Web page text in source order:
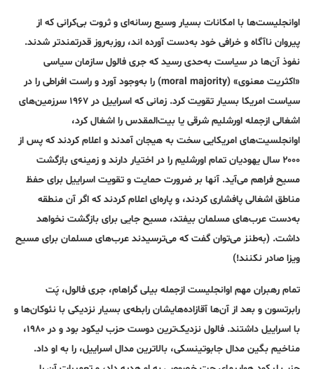
اوانجلیست‌ها با امکانات بسیار وسیع رسانه‌ای و ثروت بی‌‌کرانی که از
پیروان ناآگاه و خرافی خود به‌دست آورده اند، روز‌به‌روز قدرتمندتر شدند.
نفوذ آن‌ها در سیاست به‌حدی رسید که جری فالول سازمان سیاسی
«اکثریت معنوی» (moral majority) را به‌وجود آورد و راست افراطی را در
سیاست امریکا بسیار تقویت کرد. زمانی که اسراییل در ۱۹۶۷ سرزمین‌های
اشغالی ازجمله اورشلیم شرقی یا بیت‌المقدس را اشغال کرد،
اوانجلسیت‌های امریکایی سخت به هیجان آمدند و اعلام کردند که پس از
۲۰۰۰ سال یهودیان تمام اورشلیم را در اختیار دارند و زمینه‌ی بازگشت
مسیح فراهم می‌آید. آنها بر ضرورت حمایت و تقویت اسراییل برای حفظ
مناطق اشغالی پافشاری کردند، و پاره‌ای اعلام کردند که اگر آن منطقه
به‌دست عرب‌های مسلمان بیفتد، مسیح جایی برای بازگشت نخواهد
داشت. (به‌طنز می‌توان گفت که می‌ترسیدند عرب‌های مسلمان برای مسیح
ویزا صادر نکنند!)
تمام رهبران مهم اوانجلیست ازجمله بیلی گراهام، جری فالول، پَت
رابرتسون و بعد از آن‌ها آقا‌زاده‌هایشان رابطه‌ی بسیار نزدیکی با نئو‌کان‌ها و
با اسراییل داشتند. فالول نزدیک‌ترین دوست حزب لیکود بود و در ۱۹۸۰،
مناخیم بگین مدال جابوتینسکی، بالا‌ترین مدال اسراییل، را به او داد.